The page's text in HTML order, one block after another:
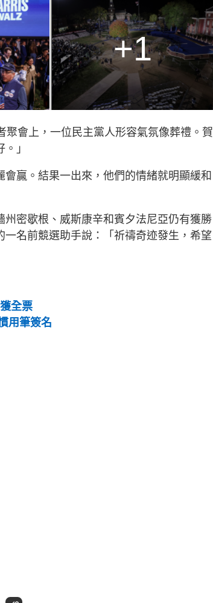
+1
會上，一位民主黨人形容氣氛像葬禮。賀
」
贏。結果一出來，他們的情緒就明顯緩和
密歇根、威斯康辛和賓夕法尼亞仍有獲勝
名前競選助手說：「祈禱奇迹發生，希望
全票
用筆簽名